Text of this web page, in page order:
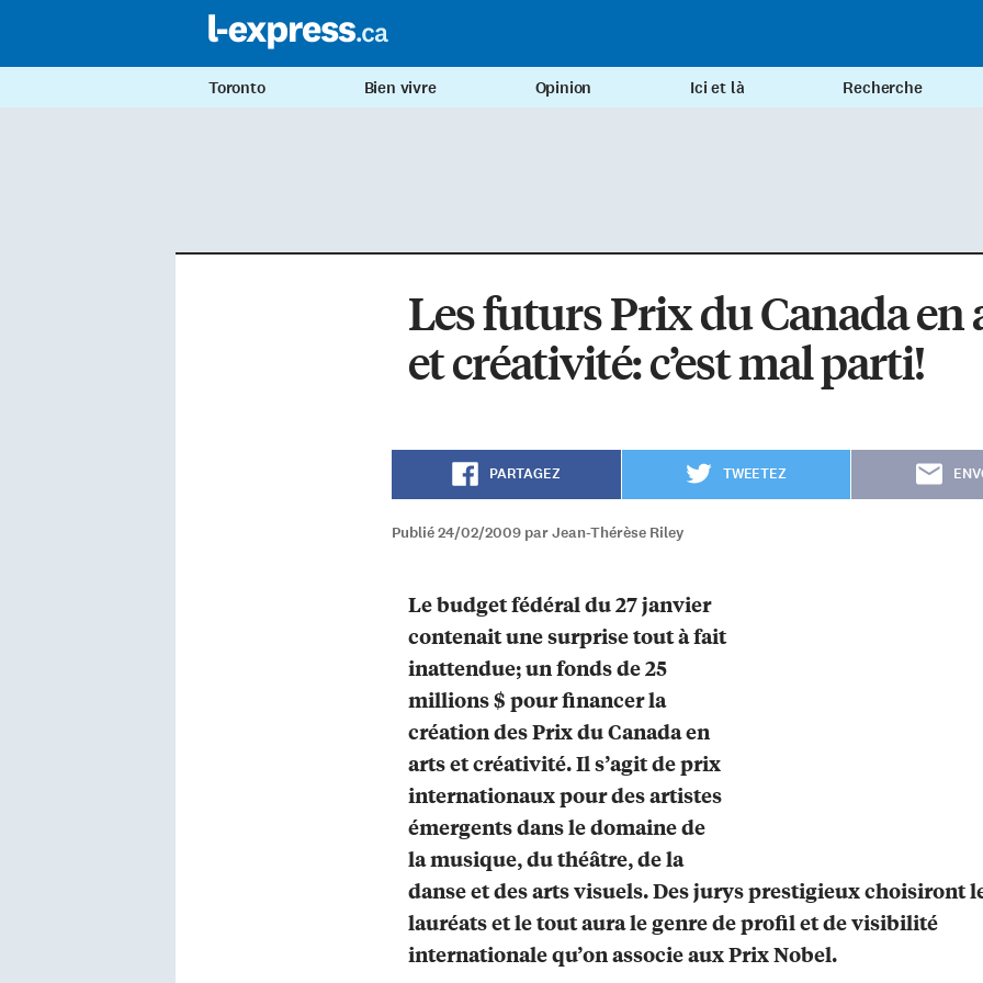
Toronto Bien vivre Opinion Ici et là Recherche
Les futurs Prix du Canada en
et créativité: c’est mal parti!
PARTAGEZ TWEETEZ
Publié 24/02/2009 par Jean-Thérèse Riley
Le budget fédéral du 27 janvier
contenait une surprise tout à fait
inattendue; un fonds de 25
millions $ pour financer la
création des Prix du Canada en
arts et créativité. Il s’agit de prix
internationaux pour des artistes
émergents dans le domaine de
la musique, du théâtre, de la
danse et des arts visuels. Des jurys prestigieux choisiront
lauréats et le tout aura le genre de profil et de visibilité
internationale qu’on associe aux Prix Nobel.